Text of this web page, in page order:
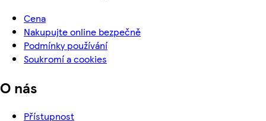
Cena
Nakupujte online bezpečně
Podmínky používání
Soukromí a cookies
O nás
Přístupnost